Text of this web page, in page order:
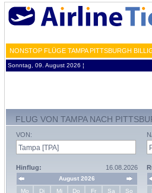
NONSTOP FLÜGE TAMPA PITTSBURGH
Sonntag, 09. August 2026 ¦
FLUG VON TAMPA NACH
VON:
Hinflug: 16.08.2026
August 2026
Mo
Di Mi Do Fr Sa So